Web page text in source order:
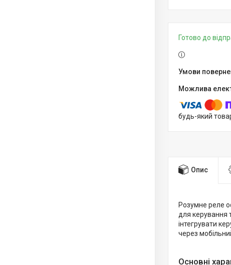
Готово до
будь-який
Опис
Розумне реле
для керування
інтегрувати
через
Основні